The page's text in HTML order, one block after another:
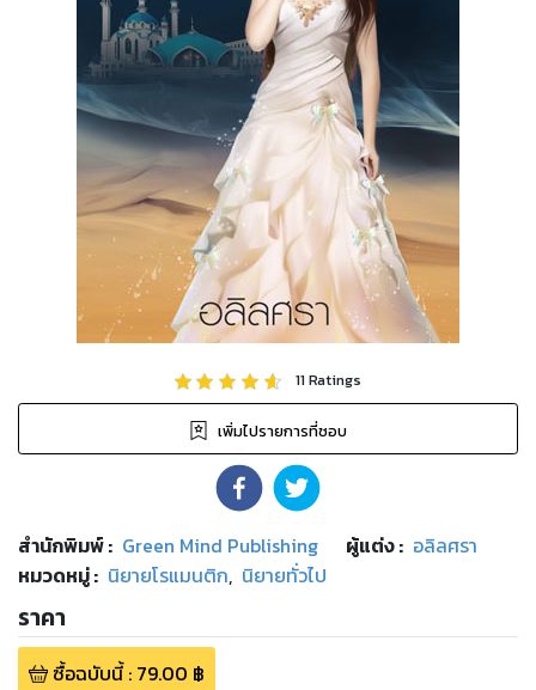
11Ratings
เพิ่มไปรายการที่ชอบ
สำนักพิมพ์: Green Mind Publishing ผู้แต่ง : อลิลศรา
หมวดหมู่: นิยายโรแมนติก, นิยายทั่วไป
ราคา
ซื้อฉบับนี้: 79.00 ฿